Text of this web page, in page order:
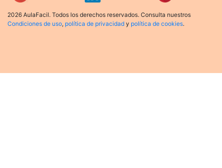
2026 AulaFacil. Todos los derechos reservados. Consulta nuestros
Condiciones de uso, política de privacidad y política de cookies.